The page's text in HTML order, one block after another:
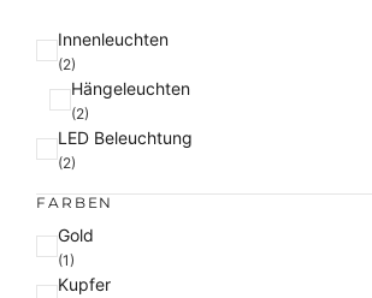
K
a
g
r
Innenleuchten
(2)
Hängeleuchten
(2)
LED Beleuchtung
(2)
FARBEN
F
a
r
Gold
(1)
Kupfer